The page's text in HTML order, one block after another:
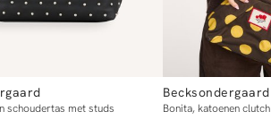
schoudertas met studs
Becksondergaard
Bonita, katoenen clutch